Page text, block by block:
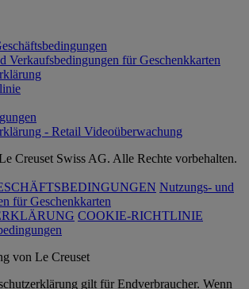
Verkaufsbedingungen für Geschenkkarten
- Retail Videoüberwachung
Creuset Swiss AG. Alle Rechte vorbehalten.
Nutzungs- und
für Geschenkkarten
COOKIE-RICHTLINIE
von Le Creuset
gilt für Endverbraucher. Wenn